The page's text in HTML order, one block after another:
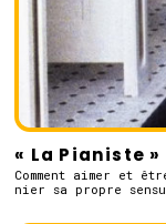
« La Pianiste
Comment aimer et
nier sa propre